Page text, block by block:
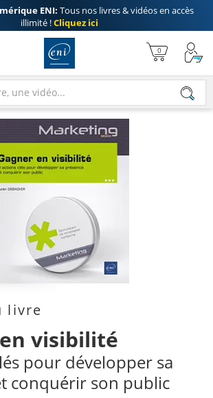
ENI: Tous nos livres & vidéos en accès
illimité !Cliquez ici
livre
visibilité
pour développer sa
conquérir son public